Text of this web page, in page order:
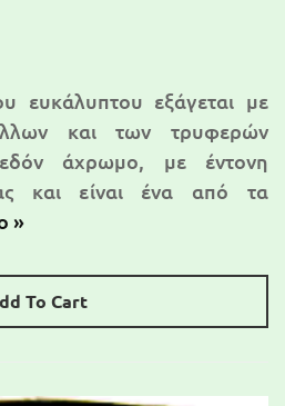
ευκάλυπτου εξάγεται με
και των τρυφερών
άχρωμο, με έντονη
και είναι ένα από τα
»
To Cart